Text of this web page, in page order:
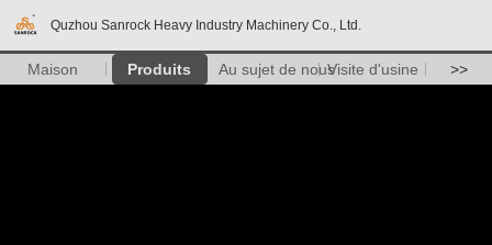
Quzhou Sanrock Heavy Industry Machinery Co., Ltd.
Maison Produits Au sujet de nousVisite d'usine >>